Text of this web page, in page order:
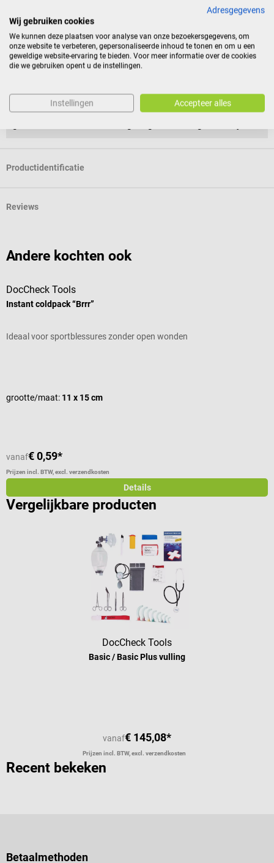
Retourvoorwaarden
Dit artikel is uitgesloten van retour.
verzegelde producten die om redenen van
gezondheidsbescherming of hygiëne niet kunnen worden
Productidentificatie
Reviews
Andere kochten ook
DocCheck Tools
Instant coldpack “Brrr”
Ideaal voor sportblessures zonder open wonden
grootte/maat: 11 x 15 cm
vanaf€ 0,59*
Prijzen incl. BTW, excl. verzendkosten
Details
Vergelijkbare producten
DocCheck Tools
Basic / Basic Plus vulling
vanaf€ 145,08*
Prijzen incl. BTW, excl. verzendkosten
Recent bekeken
Betaalmethoden
Adresgegevens
Wij gebruiken cookies
We kunnen deze plaatsen voor analyse van onze bezoekersgegevens, om
onze website te verbeteren, gepersonaliseerde inhoud te tonen en om u een
geweldige website-ervaring te bieden. Voor meer informatie over de cookies
die we gebruiken opent u de instellingen.
Instellingen Accepteer alles